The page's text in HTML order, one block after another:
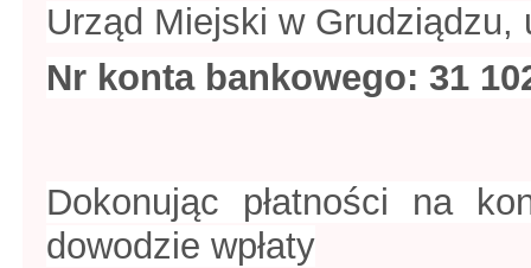
Urząd Miejski w
Nr konta bankowego: 31
Dokonując płatności na
dowodzie wpłaty